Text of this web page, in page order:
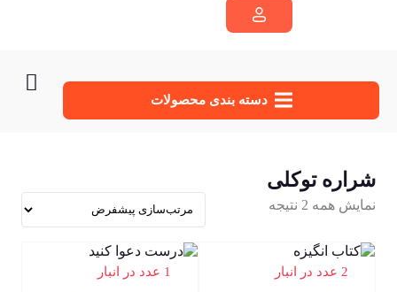
دسته‌ بندی محصولات
شراره توکلی
نمایش همه 2 نتیجه
2 عدد در انبار 1 عدد در انبار